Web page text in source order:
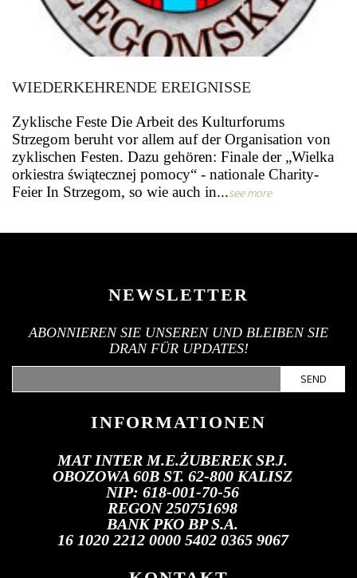
WIEDERKEHRENDE EREIGNISSE
Zyklische Feste Die Arbeit des Kulturforums
Strzegom beruht vor allem auf der Organisation von
zyklischen Festen. Dazu gehören: Finale der „Wielka
orkiestra świątecznej pomocy“ - nationale Charity-
Feier In Strzegom, so wie auch in...see more
NEWSLETTER
ABONNIEREN SIE UNSEREN UND BLEIBEN SIE
DRAN FÜR UPDATES!
SEND
INFORMATIONEN
MAT INTER M.E.ŻUBEREK SP.J.
OBOZOWA 60B ST. 62-800 KALISZ
NIP: 618-001-70-56
REGON 250751698
BANK PKO BP S.A.
16 1020 2212 0000 5402 0365 9067